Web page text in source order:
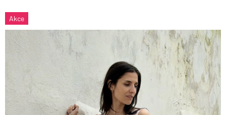
Akce